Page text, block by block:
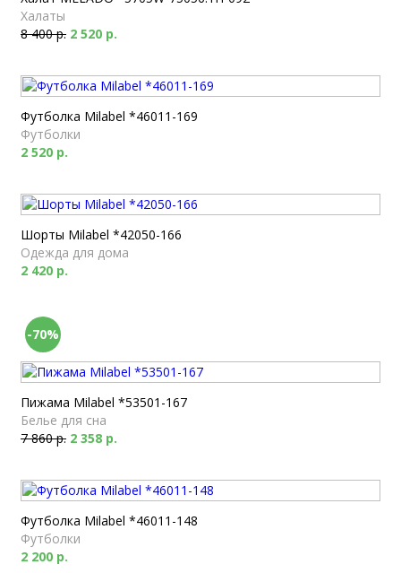
Халаты
8 400 р. 2 520 р.
Футболка Milabel *46011-169
Футболки
2 520 р.
Шорты Milabel *42050-166
Одежда для дома
2 420 р.
-70%
Пижама Milabel *53501-167
Белье для сна
7 860 р. 2 358 р.
Футболка Milabel *46011-148
Футболки
2 200 р.